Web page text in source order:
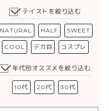
テイストを絞り込む
NATURAL HALF SWEET
COOL デカ目 コスプレ
年代別オススメを絞り込む
10代 20代 30代